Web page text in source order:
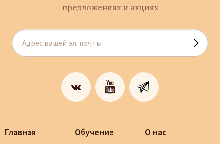
предложениях и акциях
Главная Обучение О нас